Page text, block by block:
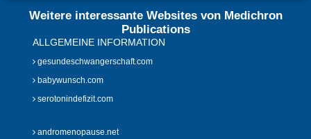
Weitere interessante Websites von Medichron
Publications
ALLGEMEINE INFORMATION
gesundeschwangerschaft.com
babywunsch.com
serotonindefizit.com
andromenopause.net